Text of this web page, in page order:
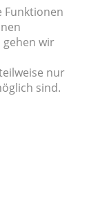
Funktionen
wir
nur
sind.